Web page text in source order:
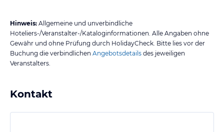
Hinweis: Allgemeine und unverbindliche
Hoteliers-/Veranstalter-/Kataloginformationen. Alle Angaben ohne
Gewähr und ohne Prüfung durch HolidayCheck. Bitte lies vor der
Buchung die verbindlichen Angebotsdetails des jeweiligen
Veranstalters.
Kontakt